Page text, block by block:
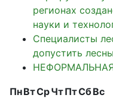
регионах
науки и
Специалисты
допустить
ПнВтСрЧтПтСбВс